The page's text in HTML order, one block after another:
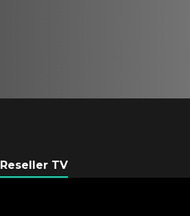
Reseller TV